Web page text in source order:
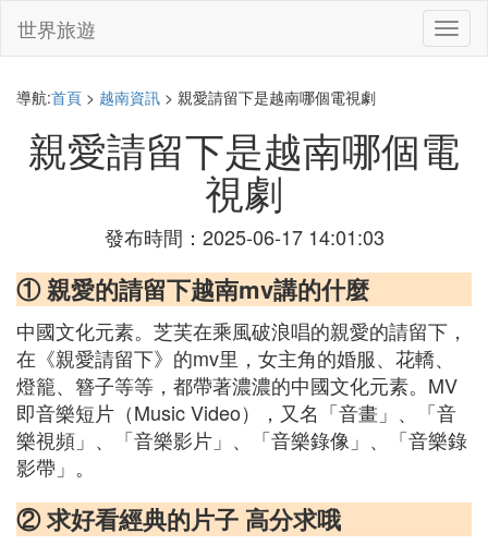
切
換
世界旅遊
導航:首頁 > 越南資訊 > 親愛請留下是越南哪個電視劇
親愛請留下是越南哪個電
視劇
發布時間：2025-06-17 14:01:03
① 親愛的請留下越南mv講的什麼
中國文化元素。芝芙在乘風破浪唱的親愛的請留下，
在《親愛請留下》的mv里，女主角的婚服、花轎、
燈籠、簪子等等，都帶著濃濃的中國文化元素。MV
即音樂短片（Music Video），又名「音畫」、「音
樂視頻」、「音樂影片」、「音樂錄像」、「音樂錄
影帶」。
② 求好看經典的片子 高分求哦